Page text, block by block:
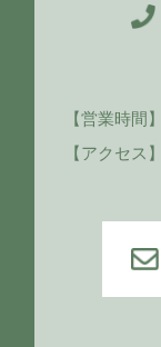
【営業時間
【アクセス】